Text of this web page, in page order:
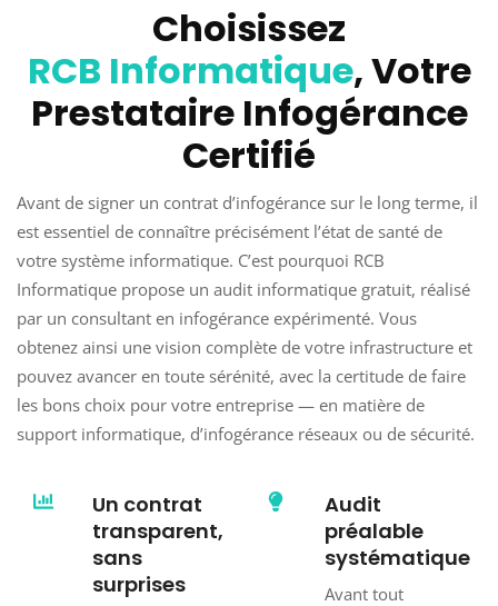
Choisissez
RCB Informatique, Votre
Prestataire Infogérance
Certifié
Avant de signer un contrat d’infogérance sur le long terme, il
est essentiel de connaître précisément l’état de santé de
votre système informatique. C’est pourquoi RCB
Informatique propose un audit informatique gratuit, réalisé
par un consultant en infogérance expérimenté. Vous
obtenez ainsi une vision complète de votre infrastructure et
pouvez avancer en toute sérénité, avec la certitude de faire
les bons choix pour votre entreprise — en matière de
support informatique, d’infogérance réseaux ou de sécurité.
Un contrat
transparent,
sans
surprises
Audit
préalable
systématique
Avant tout